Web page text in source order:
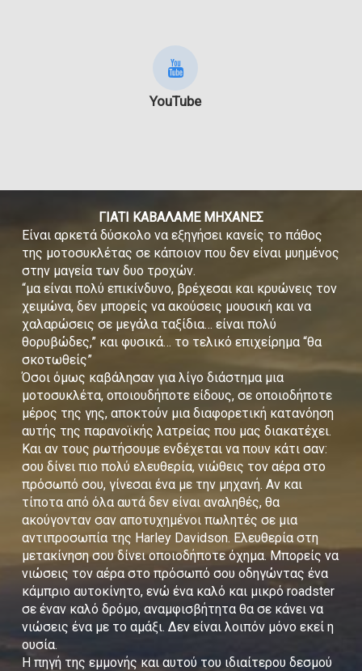
YouTube
ΓΙΑΤΙ ΚΑΒΑΛΑΜΕ ΜΗΧΑΝΕΣ
Είναι αρκετά δύσκολο να εξηγήσει κανείς το πάθος
της μοτοσυκλέτας σε κάποιον που δεν είναι μυημένος
στην μαγεία των δυο τροχών.
“μα είναι πολύ επικίνδυνο, βρέχεσαι και κρυώνεις τον
χειμώνα, δεν μπορείς να ακούσεις μουσική και να
χαλαρώσεις σε μεγάλα ταξίδια… είναι πολύ
θορυβώδες,” και φυσικά… το τελικό επιχείρημα “θα
σκοτωθείς”
Όσοι όμως καβάλησαν για λίγο διάστημα μια
μοτοσυκλέτα, οποιουδήποτε είδους, σε οποιοδήποτε
μέρος της γης, αποκτούν μια διαφορετική κατανόηση
αυτής της παρανοϊκής λατρείας που μας διακατέχει.
Και αν τους ρωτήσουμε ενδέχεται να πουν κάτι σαν:
σου δίνει πιο πολύ ελευθερία, νιώθεις τον αέρα στο
πρόσωπό σου, γίνεσαι ένα με την μηχανή. Αν και
τίποτα από όλα αυτά δεν είναι αναληθές, θα
ακούγονταν σαν αποτυχημένοι πωλητές σε μια
αντιπροσωπία της Harley Davidson. Ελευθερία στη
μετακίνηση σου δίνει οποιοδήποτε όχημα. Μπορείς να
νιώσεις τον αέρα στο πρόσωπό σου οδηγώντας ένα
κάμπριο αυτοκίνητο, ενώ ένα καλό και μικρό roadster
σε έναν καλό δρόμο, αναμφισβήτητα θα σε κάνει να
νιώσεις ένα με το αμάξι. Δεν είναι λοιπόν μόνο εκεί η
ουσία.
Η πηγή της εμμονής και αυτού του ιδιαίτερου δεσμού